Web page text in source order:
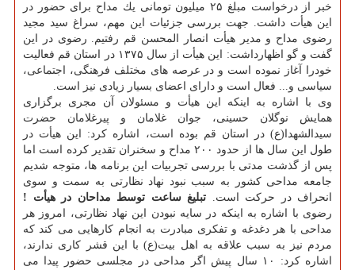
خبر از درخواست مبلغ ۲۵ میلیون تومانی یك مداح برای حضور در
این هیأت داشت. جهت بررسی جزئیات این مهم، سراغ سید مجید
رضوی مداح و مدیر هیأت انصار المحسن قم رفتیم. رضوی در این
گفت و گو اظهارداشت: این هیأت از سال ۱۳۷۵ در استان قم فعالیت
خودرا آغاز نموده است و در عرصه های مختلف فرهنگی، اجتماعی،
سیاسی و... فعال است و دارای اعضای بسیار زیادی نیز است.
وی با اشاره به اینكه این هیأت و مسئولان آن مجری برگزاری
همایش نوگلان حسینی، جوان غلامان و پیرغلامان حضرت
سیدالشهدا(ع) در استان قم بوده است، اشاره كرد: این هیأت در
طول این سال ها از حدود ۲۰۰ مداح و سخنران تقدیر كرده است اما
پس از گذشت مدتی با بررسی تجربیات این برنامه ها، متوجه شدیم
جامعه مداحی كشور به سبب نبود نهاد نظارتی به سمت و سوی
انحراف در حركت است. تبلیغ ساعت توسط مداحان در هیأت !
رضوی با اشاره به اینكه در سایه نبودن این نهاد نظارتی، امروز هر
مداحی با هر دغدغه و تفكری مبادرت به انجام كارهایی می كند كه
مردم نیز به سبب علاقه به اهل بیت(ع) با این قشر كاری ندارند،
اشاره كرد: ۱۰ سال پیش اگر مداحی در مجلسی حضور پیدا می